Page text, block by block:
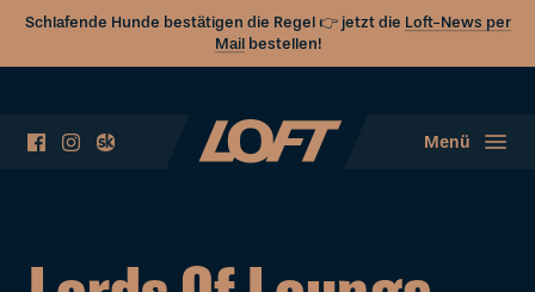
Schlafende Hunde bestätigen die Regel 👉 jetzt die Loft-News per
Mailbestellen!
Menü